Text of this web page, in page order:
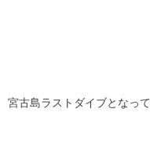
宮古島ラストダイブとなっ